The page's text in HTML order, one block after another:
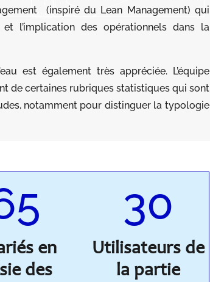
(inspiré du Lean Management) qui
l’implication des opérationnels dans la
est également très appréciée. L’équipe
de certaines rubriques statistiques qui sont
notamment pour distinguer la typologie
en
des
30
Utilisateurs de
la partie